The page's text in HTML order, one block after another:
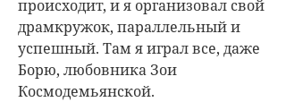
происходит, и я организовал свой
драмкружок, параллельный и
успешный. Там я играл все, даже
Борю, любовника Зои
Космодемьянской.